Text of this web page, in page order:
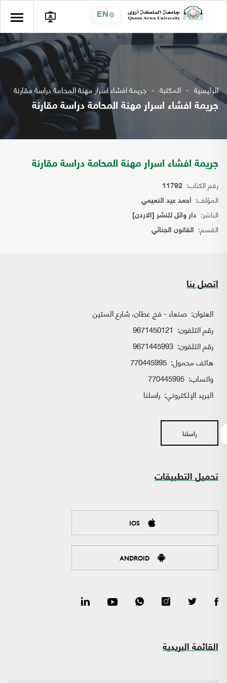
EN
الرئيسية المكتبة جريمة افشاء اسرار مهنة المحامة دراسة مقارنة
جريمة افشاء اسرار مهنة المحامة دراسة مقارنة
جريمة افشاء اسرار مهنة المحامة دراسة مقارنة
رقم الكتاب: 11792
المؤلف: أحمد عيد النعيمي
الناشر: دار وائل للنشر [الاردن]
القسم: القانون الجنائي
اتصل بنا
العنوان: صنعاء - فج عطان، شارع الستين
رقم التلفون: 9671450121
رقم التلفون: 9671445993
هاتف محمول: 770445995
واتساب:
البريد الإلكتروني: راسلنا
راسلنا
تحميل التطبيقات
IOS
ANDROID
القائمة البريدية